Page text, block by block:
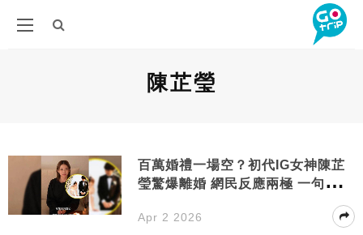
陳芷瑩
百萬婚禮一場空？初代IG女神陳芷
瑩驚爆離婚 網民反應兩極 一句話揭
Apr 2 2026